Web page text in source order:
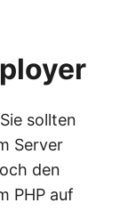
sollten
Server
den
PHP auf